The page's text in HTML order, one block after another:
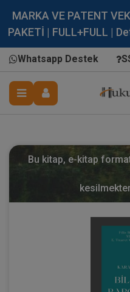
MARKA VE PATENT
PAKETİ | FULL+FULL |
Whatsapp Destek
Bu kitap, e-kitap